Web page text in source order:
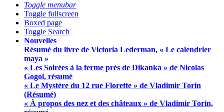
Toggle menubar
Toggle fullscreen
Boxed page
Toggle Search
Nouvelles
Résumé du livre de Victoria Lederman, « Le calendrier
maya »
« Les Soirées à la ferme près de Dikanka » de Nicolas
Gogol, résumé
« Le Mystère du 12 rue Florette » de Vladimir Torin
(Résumé)
« À propos des nez et des châteaux » de Vladimir Torin,